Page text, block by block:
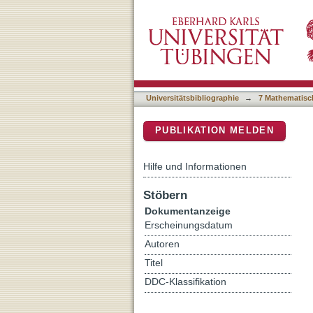
Universitätsbibliographie → 7
PUBLIKATION MELDEN
Hilfe und Informationen
Stöbern
Dokumentanzeige
Erscheinungsdatum
Autoren
Titel
DDC-Klassifikation